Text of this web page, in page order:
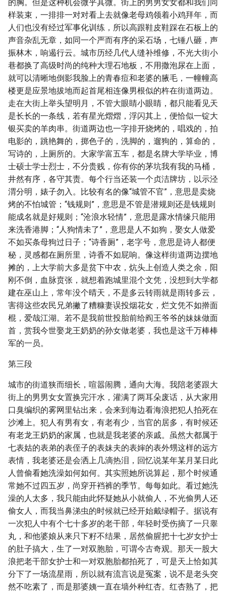
的胸。但是这种机会微乎其微。街上的男男女女都和我们同
样装束，一排排一对对看上去就像老母鸡领着小鸡拜年，而
人们也没有经过军事化训练，所以高跟鞋皮鞋踩在石板上的
声音杂乱无章，如同一个严而有序的采石场，七锤八砸，声
振林木，响遏行云。城市历经几代人缝补维修，不光大街小
巷都换了高级时尚的纯种大理石地板，不用撒泡尿在上面，
就可以清晰地倒影我脸上的青春痘和老婆的腋毛，一幢幢高
楼更是应景地拔地而起首尾相连像男根似的杵在街道两边。
走在大街上举头望明月，不管大眼睛小眼睛，都只能看见天
是长长的一条线，若有星光熠熠，浮闪其上，便恰似一锭大
银买卖的羊肉串。街道两边也一字排开烧烤的，唱戏的，拍
电影的，跳艳舞的，掷色子的，洗脚的，遛狗的，算命的，
写诗的，上厕所的。大家学富五车，都是名牌大学毕业，博
士硕士学士烈士，不分贵贱，你有你的茅坑我有我的马桶，
井然有序，各守其责。每个行当还装一个贞洁牌坊，以示泾
渭分明，婊子勿入。比较有名的像“城管不官”，意思是卖烧
烤的不怕城管；“钱规则”，意思是不管是潜规则还是钱规则
能成名就是好规则；“沧浪水轻情”，意思是露水情缘只能用
来洗香港脚；“人狗情未了”，意思是人不如狗，娶女人做爱
不如买条母狗过日子；“诗香厕”，老字号，意思是诗人都便
秘，灵感都在厕所里，诗香不如屁响。像这样街道两边摆地
摊的，上大学前大多是贫下中农，炕头上创造人类之余，阳
刚不倒，血脉贲张，就想着跑城里混个文凭，没想到大学都
建在巫山上，常年没个晴天，不是多云转雨就是雨转多云，
害得这些农民兄弟撇了糟糠妻误投烟花女，烂文凭不如擀面
棍，爱哉江湖。若不是我前世投胎前给阎王爷爷的妹妹做面
首，赏我今世娶龙王奶奶的孙女做老婆，我也是这千万棒棒
军的一员。
第三段
城市的街道狭而细长，喧嚣闹腾，通向大海。我陪老婆跟大
街上的男男女女置换完汗水，灌满了两耳朵废话，从大家用
口臭编织的雾网里钻出来，会来到海边看海浪把犯人拍死在
沙滩上。犯人有男有女，有老有少，当官的居多，有时候还
有老龙王奶奶的家属，也就是我老婆的亲戚。虽然大都属于
七表姑的表弟的表侄子的表妹夫的表婶的表外甥这样的远方
表情，我老婆还是会洒上几滴热泪，回忆说某年某月某日此
人曾偷看她洗澡如何如何。其实照她所说算起，那个时候通
常她不过四五岁，尚穿开裆裤的季节。每每如此。看过她洗
澡的人太多，我只能由此怀疑她从小就偷人，不光偷男人还
偷女人，而我当鼻涕虫的时候就已经开始戴绿帽子。据说有
一次犯人中有个七十多岁的老干部，年轻时受伤摘了一只睾
丸，和他婆娘从来只下籽不结果，居然偷腥把十七岁女护士
的肚子搞大，生了一对双胞胎，可谓今古奇观。那天一股大
浪把老干部女护士和一对双胞胎都拍死了，可是天上恰如其
分下了一场流星雨，所以就有流言说是冤案，说不是老头突
然不吃素了，而是那婆姨一直在墙外种红杏。红杏熟了，把